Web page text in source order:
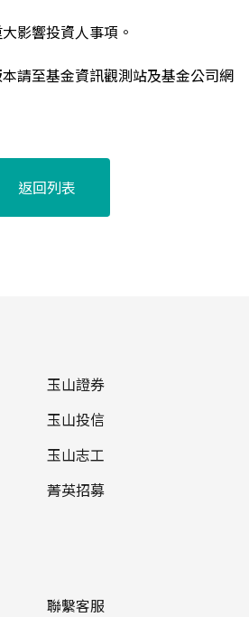
影響投資人事項。
請至基金資訊觀測站及基金公司網
返回列表
玉山證券
玉山投信
玉山志工
菁英招募
聯繫客服